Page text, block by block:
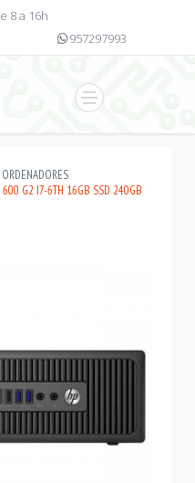
8 a 16h
957297993
ORDENADORES
600 G2 I7-6TH 16GB SSD 240GB